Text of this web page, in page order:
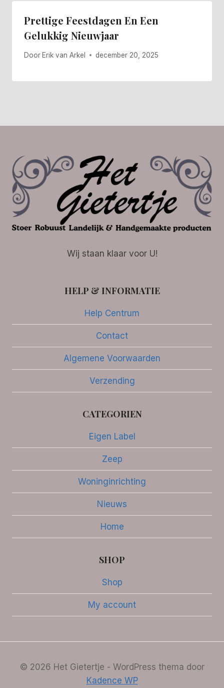
Prettige Feestdagen En Een
Gelukkig Nieuwjaar
DoorErik van Arkel december 20, 2025
Wij staan klaar voor U!
HELP & INFORMATIE
Help Centrum
Contact
Algemene Voorwaarden
Verzending
CATEGORIEN
Eigen Label
Zeep
Woninginrichting
Nieuws
Home
SHOP
Shop
My account
© 2026 Het Gietertje - WordPress thema door
Kadence WP